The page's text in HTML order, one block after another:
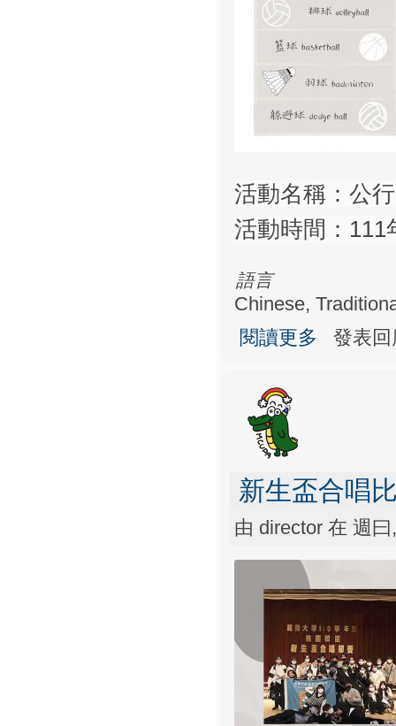
活動名稱：公
活動時間：111
語言
Chinese,
閱讀更多
關於公行盃
發表
新生盃合唱
由 director在 週曰